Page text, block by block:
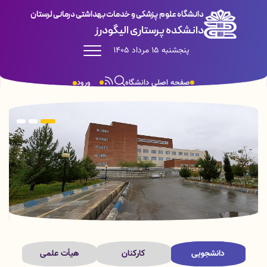
دانشگاه علوم پزشکی و خدمات بهداشتی درمانی لرستان
دانشکده پرستاری الیگودرز
پنجشنبه 15 مرداد 1405
ورود صفحه اصلی دانشگاه
دانشجویی کارکنان هیأت علمی